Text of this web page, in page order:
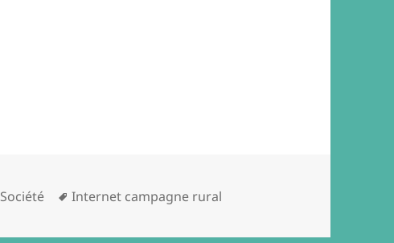
Société Tags
Internet campagne rural